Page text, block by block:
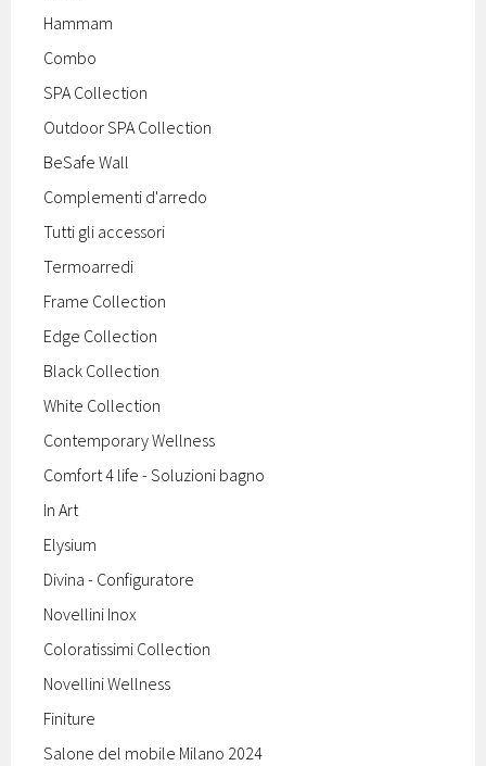
Hammam
Combo
SPA Collection
Outdoor SPA Collection
BeSafe Wall
Complementi d'arredo
Tutti gli accessori
Termoarredi
Frame Collection
Edge Collection
Black Collection
White Collection
Contemporary Wellness
Comfort 4 life - Soluzioni bagno
In Art
Elysium
Divina - Configuratore
Novellini Inox
Coloratissimi Collection
Novellini Wellness
Finiture
Salone del mobile Milano 2024